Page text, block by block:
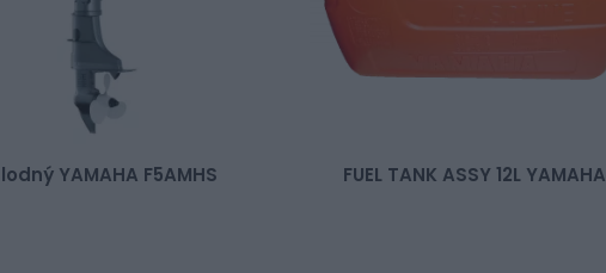
YAMAHA F5AMHS FUEL TANK ASSY 12L YAMAHA